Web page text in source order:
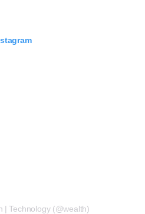
| Technology (@wealth)